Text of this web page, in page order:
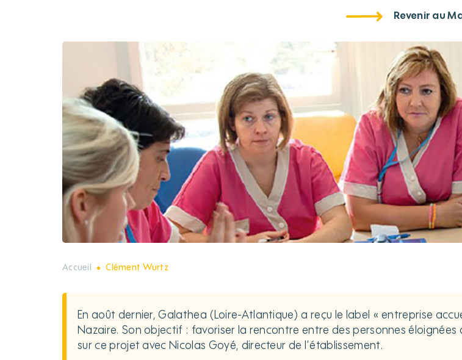
Revenir au
Accueil Clément Wurtz
En août dernier, Galathea (Loire-Atlantique) a reçu le label « entreprise
Nazaire. Son objectif : favoriser la rencontre entre des personnes éloignées
sur ce projet avec Nicolas Goyé, directeur de l’établissement.